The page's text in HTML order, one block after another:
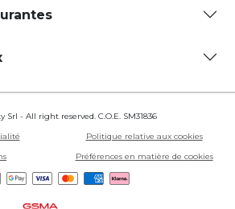
Srl - All right reserved. C.O.E. SM31836
Politique relative aux cookies
Préférences en matière de cookies